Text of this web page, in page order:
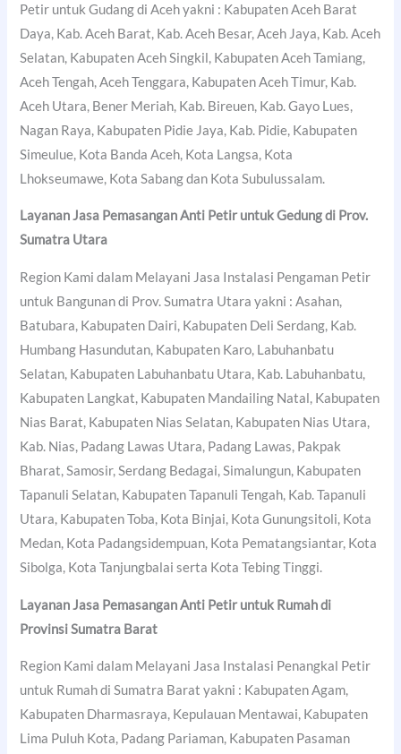
Petir untuk Gudang di Aceh yakni : Kabupaten Aceh Barat
Daya, Kab. Aceh Barat, Kab. Aceh Besar, Aceh Jaya, Kab. Aceh
Selatan, Kabupaten Aceh Singkil, Kabupaten Aceh Tamiang,
Aceh Tengah, Aceh Tenggara, Kabupaten Aceh Timur, Kab.
Aceh Utara, Bener Meriah, Kab. Bireuen, Kab. Gayo Lues,
Nagan Raya, Kabupaten Pidie Jaya, Kab. Pidie, Kabupaten
Simeulue, Kota Banda Aceh, Kota Langsa, Kota
Lhokseumawe, Kota Sabang dan Kota Subulussalam.
Layanan Jasa Pemasangan Anti Petir untuk Gedung di Prov.
Sumatra Utara
Region Kami dalam Melayani Jasa Instalasi Pengaman Petir
untuk Bangunan di Prov. Sumatra Utara yakni : Asahan,
Batubara, Kabupaten Dairi, Kabupaten Deli Serdang, Kab.
Humbang Hasundutan, Kabupaten Karo, Labuhanbatu
Selatan, Kabupaten Labuhanbatu Utara, Kab. Labuhanbatu,
Kabupaten Langkat, Kabupaten Mandailing Natal, Kabupaten
Nias Barat, Kabupaten Nias Selatan, Kabupaten Nias Utara,
Kab. Nias, Padang Lawas Utara, Padang Lawas, Pakpak
Bharat, Samosir, Serdang Bedagai, Simalungun, Kabupaten
Tapanuli Selatan, Kabupaten Tapanuli Tengah, Kab. Tapanuli
Utara, Kabupaten Toba, Kota Binjai, Kota Gunungsitoli, Kota
Medan, Kota Padangsidempuan, Kota Pematangsiantar, Kota
Sibolga, Kota Tanjungbalai serta Kota Tebing Tinggi.
Layanan Jasa Pemasangan Anti Petir untuk Rumah di
Provinsi Sumatra Barat
Region Kami dalam Melayani Jasa Instalasi Penangkal Petir
untuk Rumah di Sumatra Barat yakni : Kabupaten Agam,
Kabupaten Dharmasraya, Kepulauan Mentawai, Kabupaten
Lima Puluh Kota, Padang Pariaman, Kabupaten Pasaman